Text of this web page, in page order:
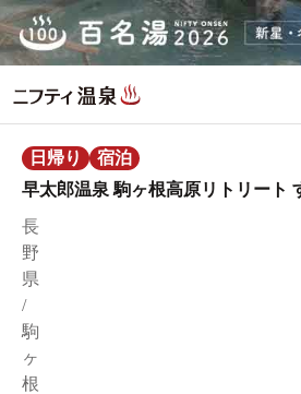
日帰り
宿泊
早太郎温泉 駒ヶ根高原リトリート
長
野
県
/
駒
ヶ
根